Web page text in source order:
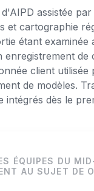
d'AIPD assistée
et cartographie
étant examinée
enregistrement de
client utilisée
de modèles.
intégrés dès le
ÉQUIPES DU
AU SUJET DE